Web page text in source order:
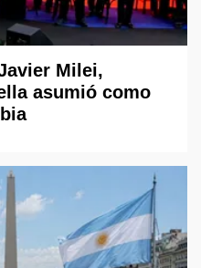
Milei,
asumió como